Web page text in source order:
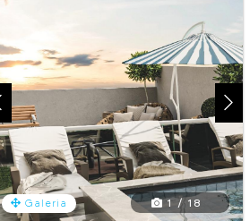
Galeria 1 / 18